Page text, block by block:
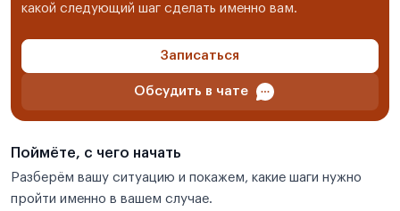
какой следующий шаг сделать именно вам.
Записаться
Обсудить в чате
Поймёте, с чего начать
Разберём вашу ситуацию и покажем, какие шаги нужно
пройти именно в вашем случае.